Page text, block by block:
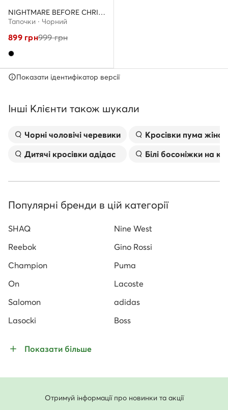
NIGHTMARE BEFORE CHRISTMAS
Тапочки · Чорний
899грн999грн
Показати ідентифікатор версії
Інші Клієнти також шукали
Чорні чоловічі черевики
Дитячі кросівки адідас
Kросівки пума
Білі босоніжки на
Популярні бренди в цій категорії
SHAQ
Nine West
Reebok
Gino Rossi
Champion
Puma
On
Lacoste
Salomon
adidas
Lasocki
Boss
Показати більше
Отримуй інформації про новинки та акції